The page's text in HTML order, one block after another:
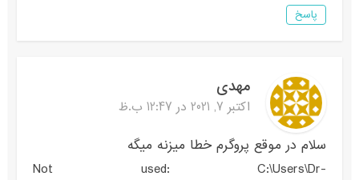
پاسخ
مهدی
اکتبر 7, 2021 در 12:47 ب.ظ
سلام در موقع پروگرم خطا میزنه میگه
Not used: C:\Users\Dr-